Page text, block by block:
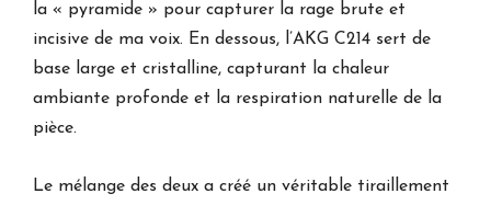
la « pyramide » pour capturer la rage brute et
incisive de ma voix. En dessous, l’AKG C214 sert de
base large et cristalline, capturant la chaleur
ambiante profonde et la respiration naturelle de la
pièce.
Le mélange des deux a créé un véritable tiraillement